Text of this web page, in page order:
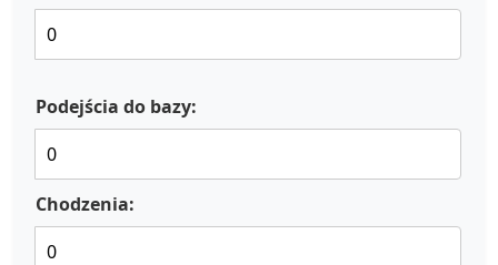
Podejścia do bazy:
Chodzenia: